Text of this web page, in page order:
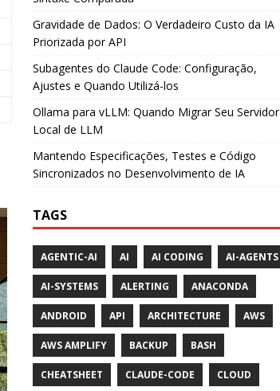
Gravidade de Dados: O Verdadeiro Custo da IA
Priorizada por API
Subagentes do Claude Code: Configuração,
Ajustes e Quando Utilizá-los
Ollama para vLLM: Quando Migrar Seu Servidor
Local de LLM
Mantendo Especificações, Testes e Código
Sincronizados no Desenvolvimento de IA
TAGS
AGENTIC-AI AI AI CODING AI-AGENTS
AI-SYSTEMS ALERTING ANACONDA
ANDROID API ARCHITECTURE AWS
AWS AMPLIFY BACKUP BASH
CHEATSHEET CLAUDE-CODE CLOUD